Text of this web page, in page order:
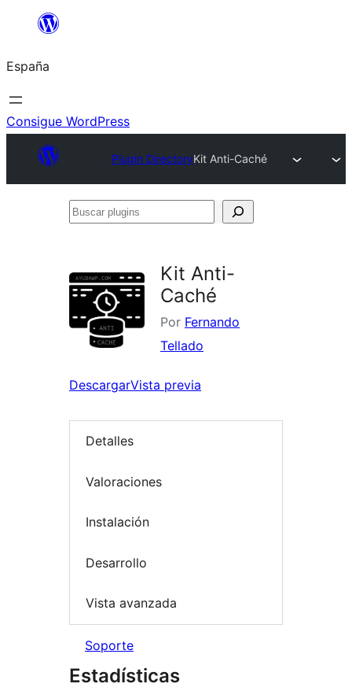
Saltar
contenido
España
Consigue WordPress
Plugin DirectoryKit Anti-Caché
Buscar
Kit Anti-
Caché
Por Fernando
Tellado
DescargarVista previa
Detalles
Valoraciones
Instalación
Desarrollo
Vista avanzada
Soporte
Estadísticas